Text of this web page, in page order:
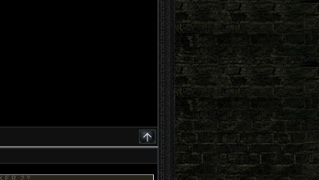
2 ?